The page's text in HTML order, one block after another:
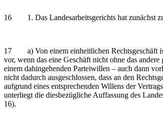
16 1. Das Landesarbeitsgerichts hat zunächst
17 a) Von einem einheitlichen Rechtsgeschäft ist
vor, wenn das eine Geschäft nicht ohne das
einem dahingehenden Parteiwillen – auch dann
nicht dadurch ausgeschlossen, dass an den
aufgrund eines entsprechenden Willens der
unterliegt die diesbezügliche Auffassung des
16).